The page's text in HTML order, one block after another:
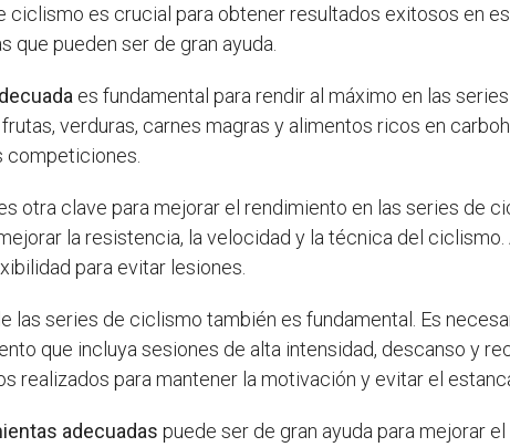
ciclismo es crucial para obtener resultados exitosos en
que pueden ser de gran ayuda.
es fundamental para rendir al máximo en las
verduras, carnes magras y alimentos ricos en
competiciones.
otra clave para mejorar el rendimiento en las series de
la resistencia, la velocidad y la técnica del
para evitar lesiones.
las series de ciclismo también es fundamental. Es
que incluya sesiones de alta intensidad, descanso y
realizados para mantener la motivación y evitar el
adecuadas puede ser de gran ayuda para mejorar